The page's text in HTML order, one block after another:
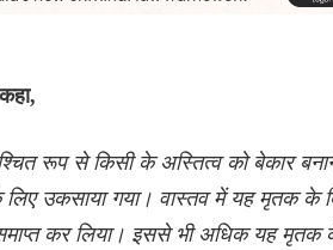
रूप से किसी के अस्तित्व को बेकार
उकसाया गया। वास्तव में यह मृतक के
कर लिया। इससे भी अधिक यह मृतक